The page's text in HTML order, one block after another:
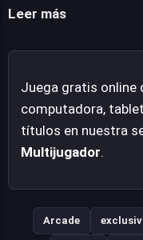
entretenida para un
en cada sesión.
emocionantes títulos
Leer más
Juega gratis online
computadora,
títulos en nuestra
Multijugador.
Arcade